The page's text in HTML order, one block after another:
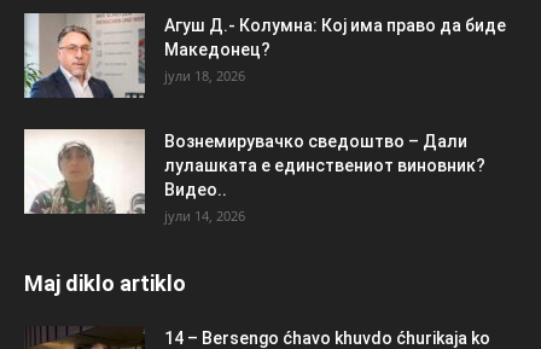
Агуш Д.- Колумна: Кој има право да биде
Македонец?
јули 18, 2026
Вознемирувачко сведоштво – Дали
лулашката е единствениот виновник?
Видео..
јули 14, 2026
Maj diklo artiklo
14 – Bersengo ćhavo khuvdo ćhurikaja ko